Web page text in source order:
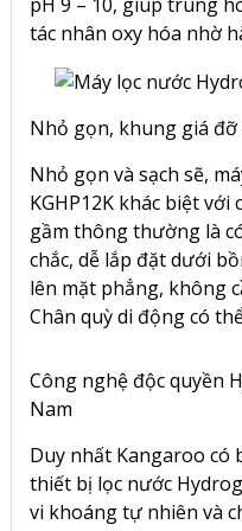
tác nhân oxy hóa nhờ
Nhỏ gọn, khung giá
Nhỏ gọn và sạch sẽ,
KGHP12K khác biệt với
gầm thông thường là
chắc, dễ lắp đặt dưới
lên mặt phẳng, không
Chân quỳ di động có
Công nghệ độc quyền
Nam
Duy nhất Kangaroo có
thiết bị lọc nước
vi khoáng tự nhiên và